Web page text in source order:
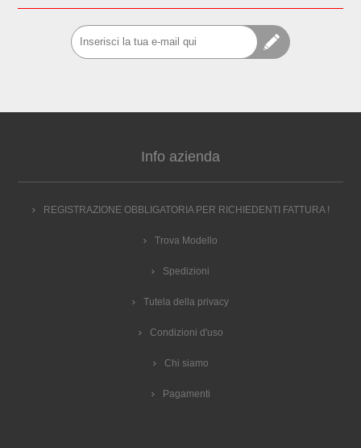
Info azienda
REGISTRAZIONE OBBLIGATORIA PER RICHIEDENTI FATTURA !
Trova Modello
Spedizioni
Tutela della privacy
Condizioni d'uso
Chi siamo
Pagamenti